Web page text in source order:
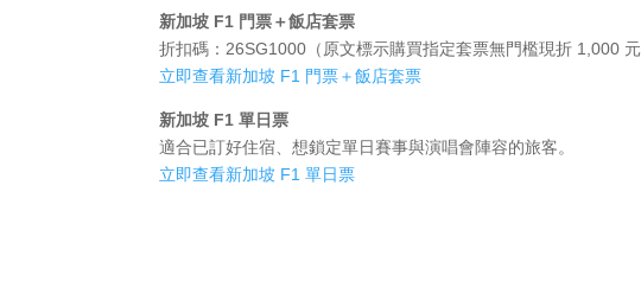
新加坡 F1 門票＋飯店套票
折扣碼：26SG1000（原文標示購買指定套票無門檻現折 1,000 元
立即查看新加坡 F1 門票＋飯店套票
新加坡 F1 單日票
適合已訂好住宿、想鎖定單日賽事與演唱會陣容的旅客。
立即查看新加坡 F1 單日票